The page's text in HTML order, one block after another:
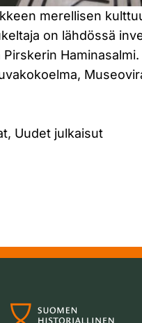
merellisen
on lähdössä
Haminasalmi.
Uudet julkaisut